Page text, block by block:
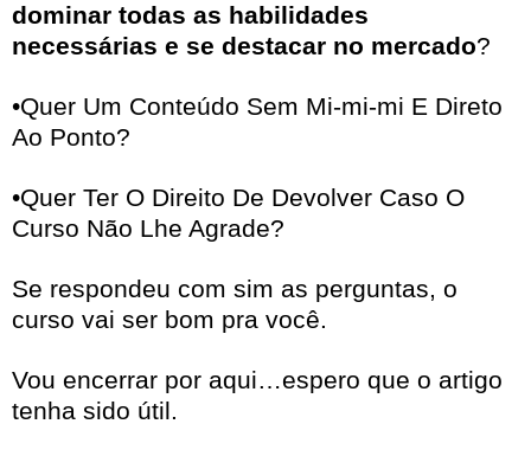
dominar todas as habilidades
necessárias e se destacar no mercado?
•Quer Um Conteúdo Sem Mi-mi-mi E Direto
Ao Ponto?
•Quer Ter O Direito De Devolver Caso O
Curso Não Lhe Agrade?
Se respondeu com sim as perguntas, o
curso vai ser bom pra você.
Vou encerrar por aqui…espero que o artigo
tenha sido útil.